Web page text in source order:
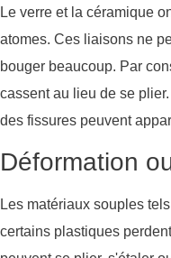
Le verre et la céramique
atomes. Ces liaisons ne
bouger beaucoup. Par
cassent au lieu de se
des fissures peuvent
Déformation
Les matériaux souples
certains plastiques